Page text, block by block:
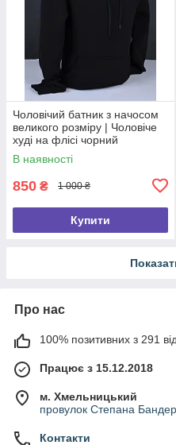
Чоловічий батник з начосом
великого розміру | Чоловіче
худі на флісі чорний
Туреччина 6090 Б
В наявності
850 ₴ 1 000 ₴
Купити
Про нас
100% позитивних з 291
Працює з 15.12.2018
м. Хмельницький
провулок Степана
Контакти